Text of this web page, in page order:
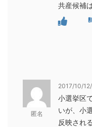
共産候補
匿名
2017/10/
小選挙区
いが、小
反映され